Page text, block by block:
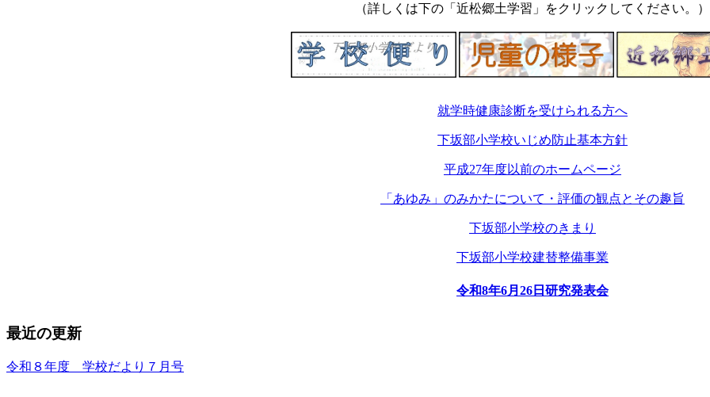
（詳しくは下の「近松郷土学習」をクリックしてください。）
就学時健康診断を受けられる方へ
下坂部小学校いじめ防止基本方針
平成27年度以前のホームページ
「あゆみ」のみかたについて・評価の観点とその趣旨
下坂部小学校のきまり
下坂部小学校建替整備事業
令和8年6月26日研究発表会
最近の更新
令和８年度 学校だより７月号